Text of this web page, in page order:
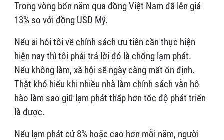
Trong vòng bốn năm qua đồng Việt Nam đã lên giá
13% so với đồng USD Mỹ.
Nếu ai hỏi tôi về chính sách ưu tiên cần thực hiện
hiện nay thì tôi phải trả lời đó là chống lạm phát.
Nếu không làm, xã hội sẽ ngày càng mất ổn định.
Thật khó hiểu khi nhiều nhà làm chính sách vẫn hô
hào làm sao giữ lạm phát thấp hơn tốc độ phát triển
là được.
Nếu lạm phát cứ 8% hoặc cao hơn mỗi năm, người